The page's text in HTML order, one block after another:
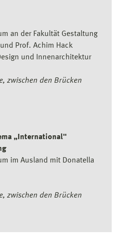
an der Fakultät Gestaltung
Prof. Achim Hack
und Innenarchitektur
zwischen den Brücken
„International"
im Ausland mit Donatella
zwischen den Brücken